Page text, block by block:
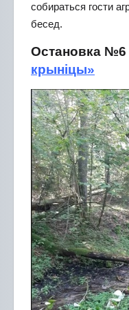
собираться гости
бесед.
Остановка №6
крыніцы»